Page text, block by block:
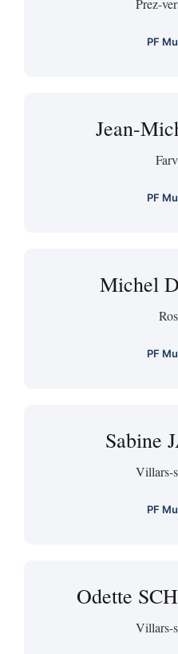
Prez-
PF
Jean-
PF
Michel
PF
Sabine
Villars-
PF
Odette
Villars-